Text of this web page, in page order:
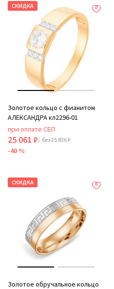
СКИДКА
Золотое кольцо с фианитом
АЛЕКСАНДРА кл2296-01
при оплате СБП
25 061 ₽/ без 25 836 ₽
-40 %
СКИДКА
Золотое обручальное кольцо